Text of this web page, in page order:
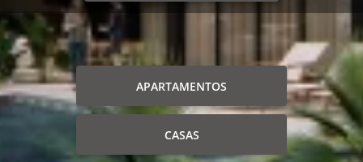
APARTAMENTOS
CASAS